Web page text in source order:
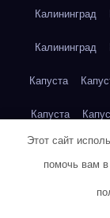
Калининград
Калининград
Капуста
Капуста
Картофель
Этот сайт
помочь вам в